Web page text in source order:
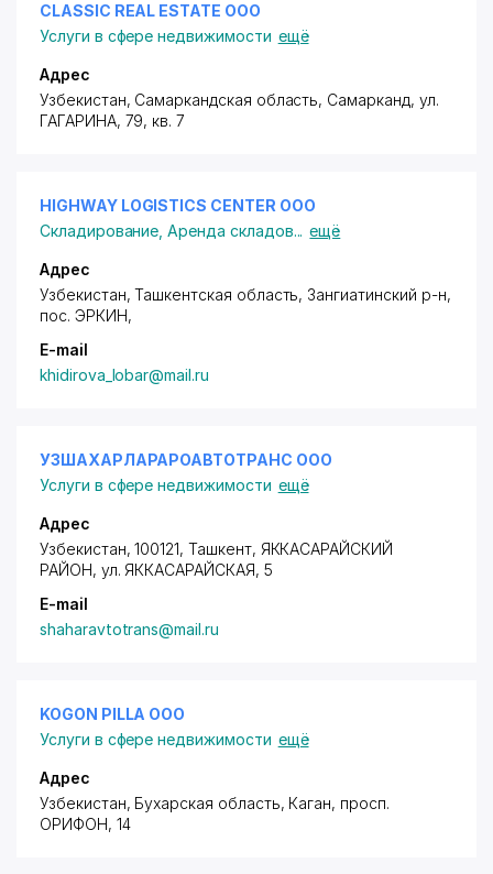
CLASSIC REAL ESTATE ООО
Услуги в сфере недвижимости ещё
Адрес
Узбекистан, Самаркандская область, Самарканд, ул.
ГАГАРИНА, 79, кв. 7
HIGHWAY LOGISTICS CENTER ООО
Складирование ,Аренда складов... ещё
Адрес
Узбекистан, Ташкентская область, Зангиатинский р-н,
пос. ЭРКИН,
E-mail
khidirova_lobar@mail.ru
УЗШАХАРЛАРАРОАВТОТРАНС ООО
Услуги в сфере недвижимости ещё
Адрес
Узбекистан, 100121, Ташкент, ЯККАСАРАЙСКИЙ
РАЙОН, ул. ЯККАСАРАЙСКАЯ, 5
E-mail
shaharavtotrans@mail.ru
KOGON PILLA ООО
Услуги в сфере недвижимости ещё
Адрес
Узбекистан, Бухарская область, Каган, просп.
ОРИФОН, 14